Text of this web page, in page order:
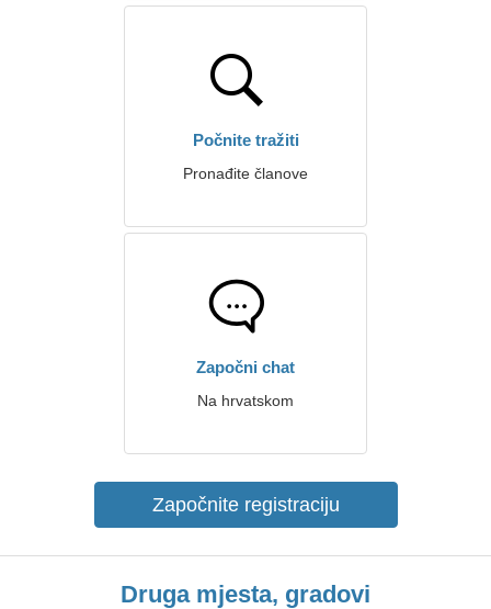
Počnite tražiti
Pronađite članove
Započni chat
Na hrvatskom
Započnite registraciju
Druga mjesta, gradovi